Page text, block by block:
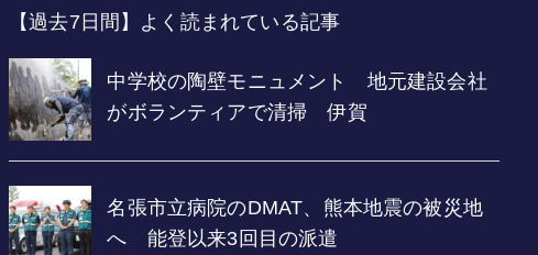
【過去7日間】よく読まれている記事